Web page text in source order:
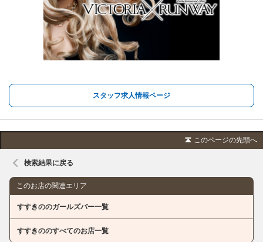
スタッフ求人情報ページ
このページの先頭へ
検索結果に戻る
このお店の関連エリア
すすきののガールズバー一覧
すすきののすべてのお店一覧